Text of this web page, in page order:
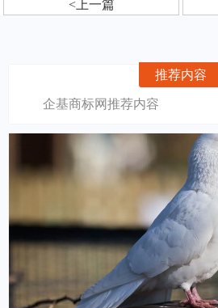
<上一篇
推荐内容
企基商标网推荐内容